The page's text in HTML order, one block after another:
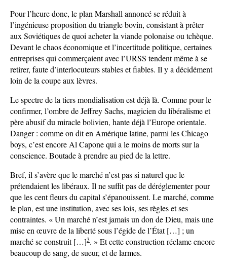
Pour l’heure donc, le plan Marshall annoncé se réduit à
l’ingénieuse proposition du triangle bovin, consistant à prêter
aux Soviétiques de quoi acheter la viande polonaise ou tchèque.
Devant le chaos économique et l’incertitude politique, certaines
entreprises qui commerçaient avec l’URSS tendent même à se
retirer, faute d’interlocuteurs stables et fiables. Il y a décidément
loin de la coupe aux lèvres.
Le spectre de la tiers mondialisation est déjà là. Comme pour le
confirmer, l’ombre de Jeffrey Sachs, magicien du libéralisme et
père abusif du miracle bolivien, hante déjà l’Europe orientale.
Danger : comme on dit en Amérique latine, parmi les Chicago
boys, c’est encore Al Capone qui a le moins de morts sur la
conscience. Boutade à prendre au pied de la lettre.
Bref, il s’avère que le marché n’est pas si naturel que le
prétendaient les libéraux. Il ne suffit pas de déréglementer pour
que les cent fleurs du capital s’épanouissent. Le marché, comme
le plan, est une institution, avec ses lois, ses règles et ses
contraintes. « Un marché n’est jamais un don de Dieu, mais une
mise en œuvre de la liberté sous l’égide de l’État […] ; un
marché se construit […]3. » Et cette construction réclame encore
beaucoup de sang, de sueur, et de larmes.